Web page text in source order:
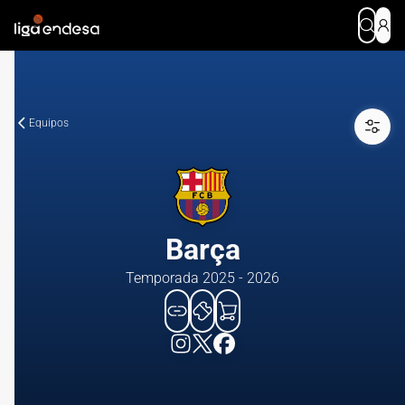
Equipos
Barça
Temporada 2025 - 2026